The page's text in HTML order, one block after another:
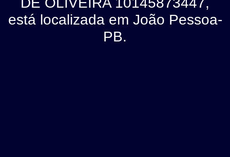
está localizada em João Pessoa-
PB.